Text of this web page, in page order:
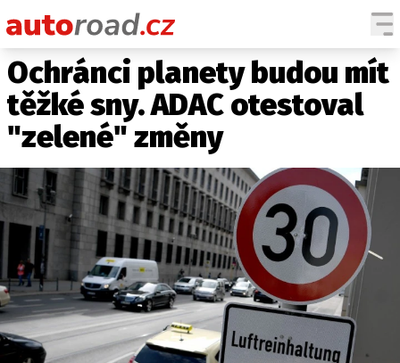
AUTA
TESTY AUT
NOVINKY
SPY
HISTORIE
ZAJÍMAVOSTI
TECHNIKA
EKONOMIKA
ČESKÝ TRH
TUNING
Ochránci planety budou mít
těžké sny. ADAC otestoval
"zelené" změny